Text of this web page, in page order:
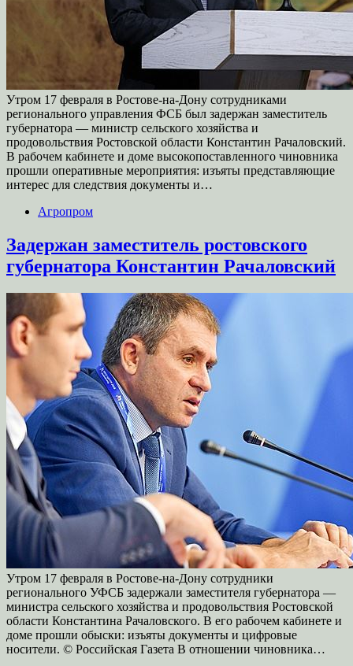
Утром 17 февраля в Ростове-на-Дону сотрудниками
регионального управления ФСБ был задержан заместитель
губернатора — министр сельского хозяйства и
продовольствия Ростовской области Константин Рачаловский.
В рабочем кабинете и доме высокопоставленного чиновника
прошли оперативные мероприятия: изъяты представляющие
интерес для следствия документы и…
Агропром
Задержан заместитель ростовского
губернатора Константин Рачаловский
Утром 17 февраля в Ростове-на-Дону сотрудники
регионального УФСБ задержали заместителя губернатора —
министра сельского хозяйства и продовольствия Ростовской
области Константина Рачаловского. В его рабочем кабинете и
доме прошли обыски: изъяты документы и цифровые
носители. © Российская Газета В отношении чиновника…